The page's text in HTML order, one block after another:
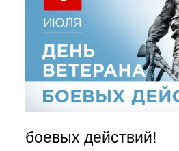
боевых действий!